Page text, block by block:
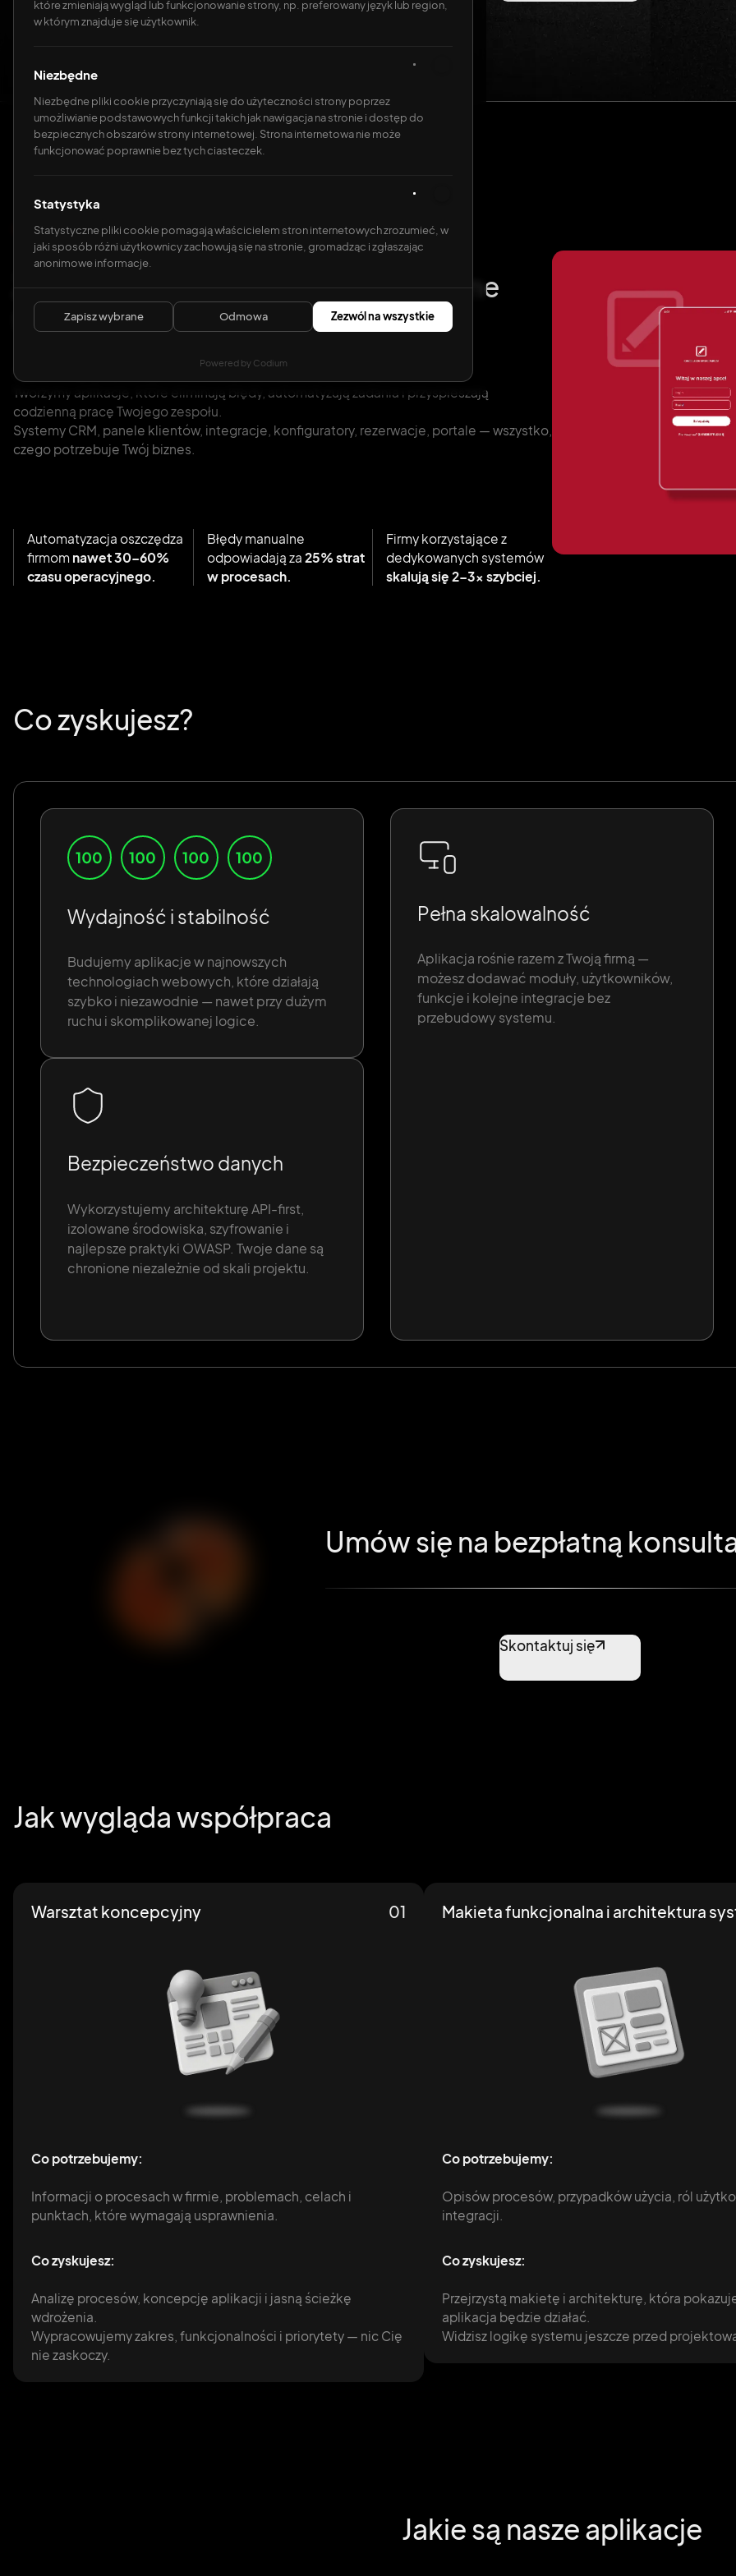
które zmieniają wygląd lub funkcjonowanie strony, np. preferowany język lub region,
w którym znajduje się użytkownik.
Niezbędne
Niezbędne pliki cookie przyczyniają się do użyteczności strony poprzez
umożliwianie podstawowych funkcji takich jak nawigacja na stronie i dostęp do
bezpiecznych obszarów strony internetowej. Strona internetowa nie może
funkcjonować poprawnie bez tych ciasteczek.
Statystyka
Statystyczne pliki cookie pomagają właścicielem stron internetowych zrozumieć, w
jaki sposób różni użytkownicy zachowują się na stronie, gromadząc i zgłaszając
anonimowe informacje.
Zapisz wybrane Odmowa Zezwól na wszystkie
Powered by Codium
Każda nieoptymalna czynność to stracony czas i realne koszty
Zamień ręczne procesy w inteligentne
systemy
Każda nieoptymalna czynność to stracony czas i realne koszty
Tworzymy aplikacje, które eliminują błędy, automatyzują zadania i przyspieszają
codzienną pracę Twojego zespołu.
Systemy CRM, panele klientów, integracje, konfiguratory, rezerwacje, portale — wszystko,
czego potrzebuje Twój biznes.
Automatyzacja oszczędza
firmom nawet 30–60%
czasu operacyjnego.
Błędy manualne
odpowiadają za 25% strat
w procesach.
Firmy korzystające z
dedykowanych systemów
skalują się 2–3× szybciej.
Co zyskujesz?
Wydajność i stabilność
Budujemy aplikacje w najnowszych
technologiach webowych, które działają
szybko i niezawodnie — nawet przy dużym
ruchu i skomplikowanej logice.
Bezpieczeństwo danych
Wykorzystujemy architekturę API-first,
izolowane środowiska, szyfrowanie i
najlepsze praktyki OWASP. Twoje dane są
chronione niezależnie od skali projektu.
Pełna skalowalność
Aplikacja rośnie razem z Twoją firmą —
możesz dodawać moduły, użytkowników,
funkcje i kolejne integracje bez
przebudowy systemu.
Umów się na bezpłatną
Skontaktuj się
Jak wygląda współpraca
Warsztat koncepcyjny 01
Co potrzebujemy:
Informacji o procesach w firmie, problemach, celach i
punktach, które wymagają usprawnienia.
Co zyskujesz:
Analizę procesów, koncepcję aplikacji i jasną ścieżkę
wdrożenia.
Wypracowujemy zakres, funkcjonalności i priorytety — nic Cię
nie zaskoczy.
Makieta funkcjonalna i architektura
Co potrzebujemy:
Opisów procesów, przypadków użycia, ról
integracji.
Co zyskujesz:
Przejrzystą makietę i architekturę, która
aplikacja będzie działać.
Widzisz logikę systemu jeszcze przed
Jakie są nasze aplikacje